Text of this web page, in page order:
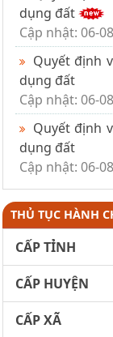
dụng đất
Cập nhật: 06-
Quyết định
dụng đất
Cập nhật: 06-
Quyết định
dụng đất
Cập nhật: 06-
THỦ TỤC HÀNH
CẤP TỈNH
CẤP HUYỆN
CẤP XÃ